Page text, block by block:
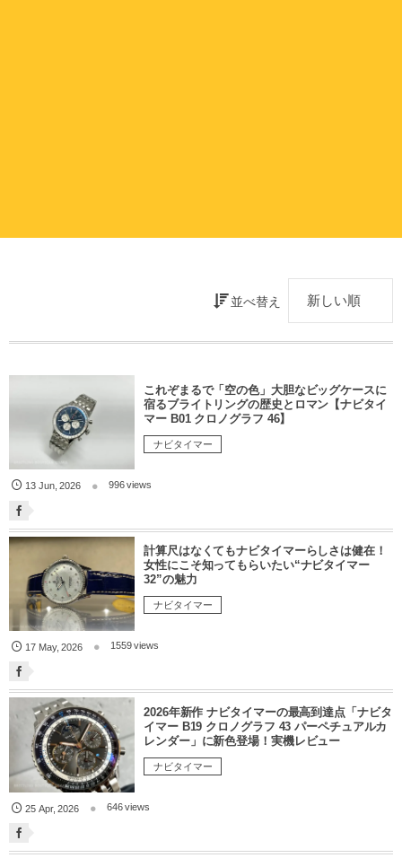
並べ替え
これぞまるで「空の色」大胆なビッグケースに
宿るブライトリングの歴史とロマン【ナビタイ
マー B01 クロノグラフ 46】
ナビタイマー
13 Jun,2026 996 views
計算尺はなくてもナビタイマーらしさは健在！
女性にこそ知ってもらいたい“ナビタイマー
32”の魅力
ナビタイマー
17 May,2026 1559 views
2026年新作 ナビタイマーの最高到達点「ナビタ
イマー B19 クロノグラフ 43 パーペチュアルカ
レンダー」に新色登場！実機レビュー
ナビタイマー
25 Apr,2026 646 views